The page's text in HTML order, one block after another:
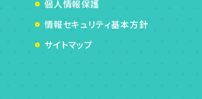
個人情報保護
情報セキュリティ基本方針
サイトマップ